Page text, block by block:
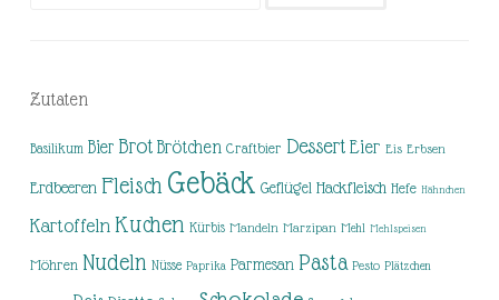
Zutaten
Basilikum Bier Brot Brötchen Craftbier Dessert Eier Eis Erbsen
Erdbeeren Fleisch Gebäck Geflügel Hackfleisch Hefe Hähnchen
Kartoffeln Kuchen Kürbis Mandeln Marzipan Mehl Mehlspeisen
Möhren Nudeln Nüsse Paprika Parmesan Pasta Pesto Plätzchen